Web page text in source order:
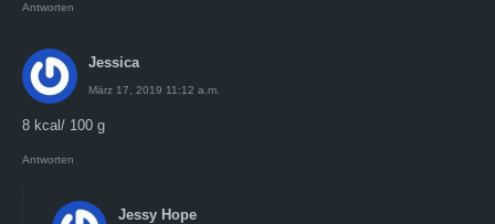
Antworten
Jessica
März 17, 2019 11:12 a.m.
8 kcal/ 100 g
Antworten
Jessy Hope